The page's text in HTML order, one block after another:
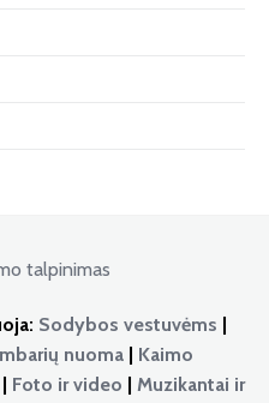
talpinimas
Sodybos vestuvėms |
nuoma | Kaimo
| Foto ir video | Muzikantai ir